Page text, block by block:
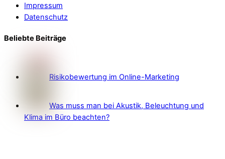
Impressum
Datenschutz
Beliebte Beiträge
Risikobewertung im Online-Marketing
Was muss man bei Akustik, Beleuchtung und
Klima im Büro beachten?